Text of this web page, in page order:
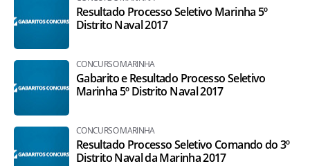
Resultado Processo Seletivo Marinha 5º
Distrito Naval 2017
CONCURSO MARINHA
Gabarito e Resultado Processo Seletivo
Marinha 5º Distrito Naval 2017
CONCURSO MARINHA
Resultado Processo Seletivo Comando do 3º
Distrito Naval da Marinha 2017